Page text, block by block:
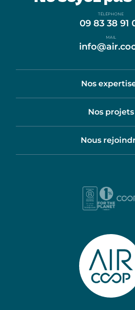
TÉLÉPHONE
09 83 38 91
MAIL
Nos
Nos projets
Nous